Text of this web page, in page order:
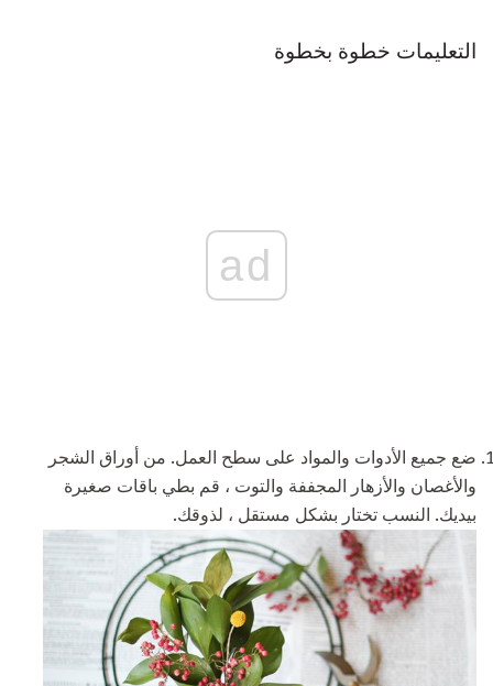
التعليمات خطوة بخطوة
ad
ضع جميع الأدوات والمواد على سطح العمل. من أوراق الشجر
والأغصان والأزهار المجففة والتوت ، قم بطي باقات صغيرة
بيديك. النسب تختار بشكل مستقل ، لذوقك.